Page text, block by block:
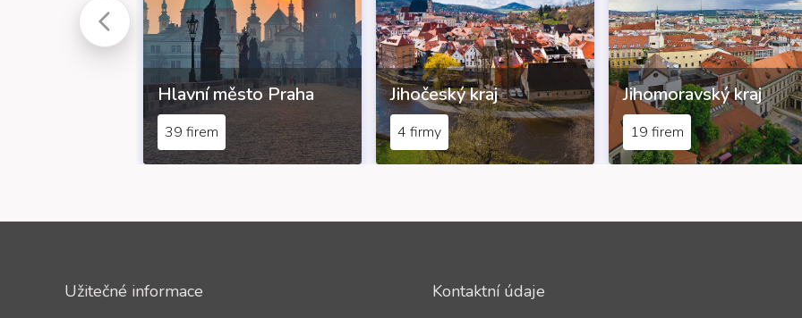
Hlavní město Praha
39 firem
Jihočeský kraj
4 firmy
Jihomoravský kraj
19 firem
Užitečné informace Kontaktní údaje